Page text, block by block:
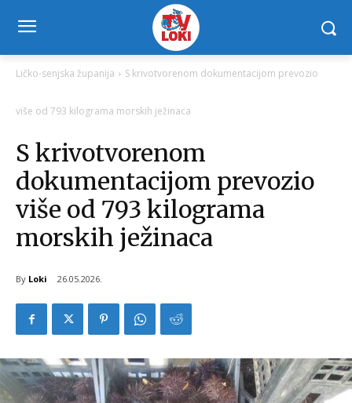
Ličko-senjska županija S krivotvorenom dokumentacijom prevozio
više od 793 kilograma morskih ježinaca
S krivotvorenom
dokumentacijom prevozio
više od 793 kilograma
morskih ježinaca
By Loki 26.05.2026.